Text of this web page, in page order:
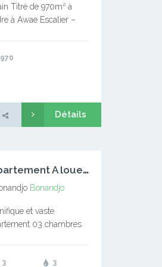
Titré de 970m² à
à Awae Escalier –
Catholique –
970
Détails
A
ppartement A louer Bonandjo
Bonandjo
et vaste
03 chambres
01 vaste salon 01
3
3